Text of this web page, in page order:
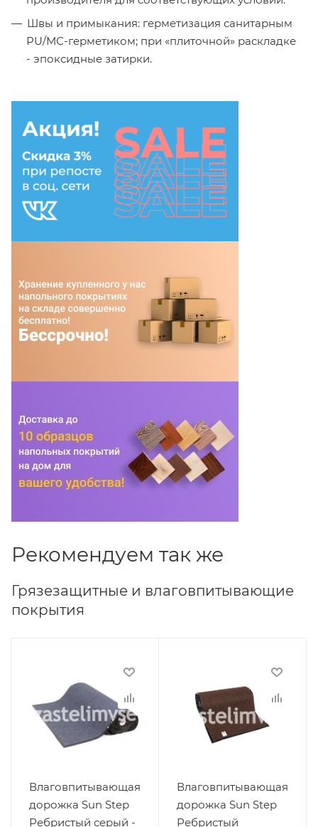
Швы и примыкания: герметизация санитарным
PU/МС-герметиком; при «плиточной» раскладке
- эпоксидные затирки.
Рекомендуем так же
Грязезащитные и влаговпитывающие
покрытия
Влаговпитывающая
дорожка Sun Step
Ребристый серый -
Влаговпитывающая
дорожка Sun Step
Ребристый